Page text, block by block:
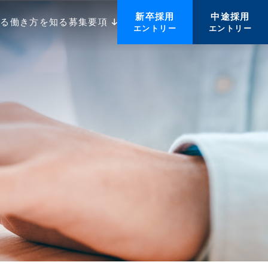
働き方を知る 募集要項
新卒採用
エントリー
中途採用
エントリー